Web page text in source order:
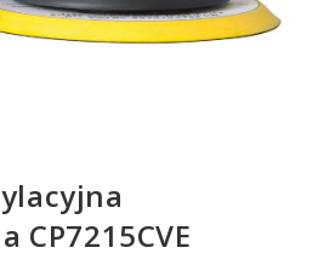
CP7215CVE